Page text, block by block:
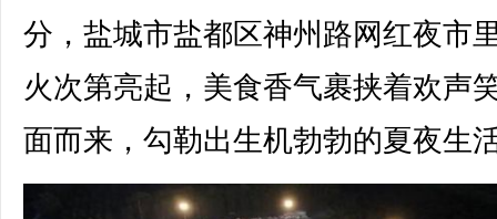
分，盐城市盐都区神州路网红夜市
火次第亮起，美食香气裹挟着欢声
面而来，勾勒出生机勃勃的夏夜生